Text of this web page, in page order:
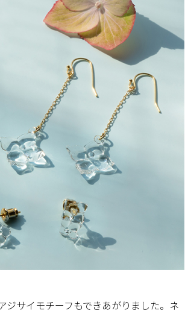
サイモチーフもできあがりました。ネ